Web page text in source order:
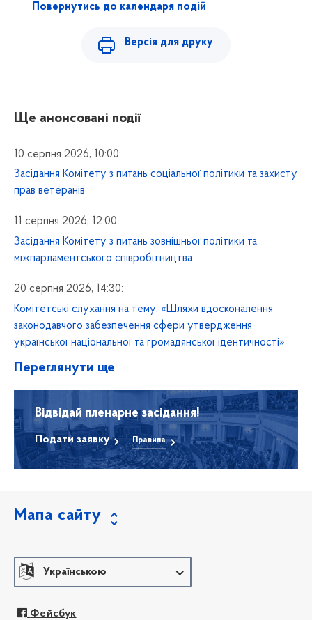
Повернутись до календаря подій
Версія для друку
Ще анонсовані події
10 серпня 2026, 10:00:
Засідання Комітету з питань соціальної політики та захисту
прав ветеранів
11 серпня 2026, 12:00:
Засідання Комітету з питань зовнішньої політики та
міжпарламентського співробітництва
20 серпня 2026, 14:30:
Комітетські слухання на тему: «Шляхи вдосконалення
законодавчого забезпечення сфери утвердження
української національної та громадянської ідентичності»
Переглянути ще
Відвідай пленарне засідання!
Подати заявку Правила
Мапа сайту
Українською
Фейсбук